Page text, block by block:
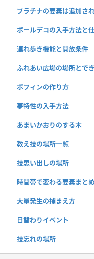
プラチナの要素は追加さ
ボールデコの入手方法と
連れ歩き機能と開放条件
ふれあい広場の場所とで
ポフィンの作り方
夢特性の入手方法
あまいかおりのする木
教え技の場所一覧
技思い出しの場所
時間帯で変わる要素まとめ
大量発生の捕まえ方
日替わりイベント
技忘れの場所